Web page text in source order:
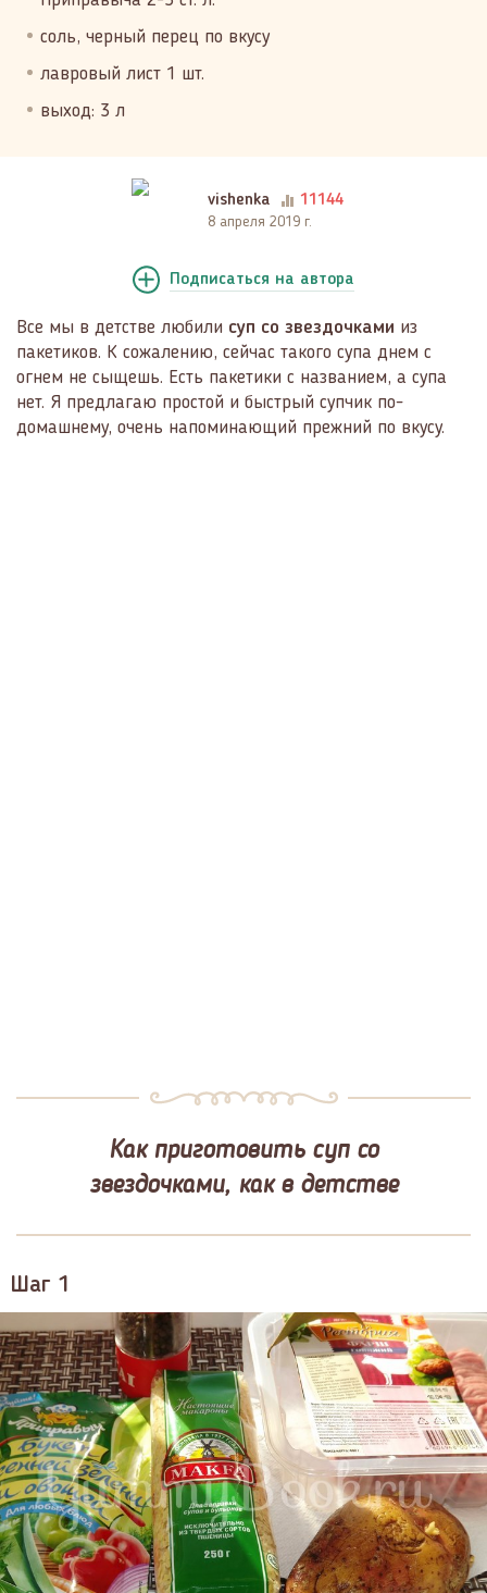
соль, черный перец по вкусу
лавровый лист 1 шт.
выход: 3 л
vishenka 11144
8 апреля 2019 г.
Подписаться на автора
Все мы в детстве любили суп со звездочками из
пакетиков. К сожалению, сейчас такого супа днем с
огнем не сыщешь. Есть пакетики с названием, а супа
нет. Я предлагаю простой и быстрый супчик по-
домашнему, очень напоминающий прежний по вкусу.
Как приготовить суп со
звездочками, как в детстве
Шаг 1